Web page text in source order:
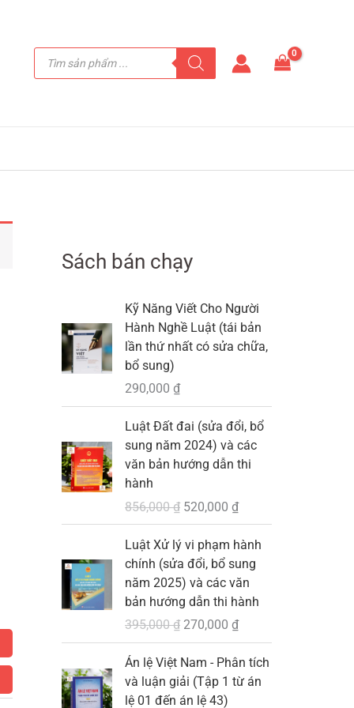
Tìm
kiếm
sản
Sách bán chạy
Kỹ Năng Viết Cho Người
Hành Nghề Luật (tái bản
lần thứ nhất có sửa chữa,
bổ sung)
290,000 ₫
Luật Đất đai (sửa đổi, bổ
sung năm 2024) và các
văn bản hướng dẫn thi
hành
856,000₫
G
c
à
:
8
5
6
,
0
0
0
520,000 ₫
G
á
ệ
t
ạ
i
l
à
:
5
2
Luật Xử lý vi phạm hành
chính (sửa đổi, bổ sung
năm 2025) và các văn
bản hướng dẫn thi hành
395,000₫
á
g
ố
c
à
:
270,000 ₫
G
á
h
ệ
t
ạ
Án lệ Việt Nam - Phân tích
và luận giải (Tập 1 từ án
lệ 01 đến án lệ 43)
G
i
á
i